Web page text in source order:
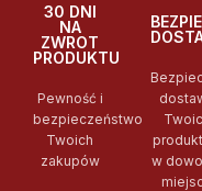
30 DNI
NA
ZWROT
PRODUKTU
Pewność i
bezpieczeństwo
Twoich
zakupów
w